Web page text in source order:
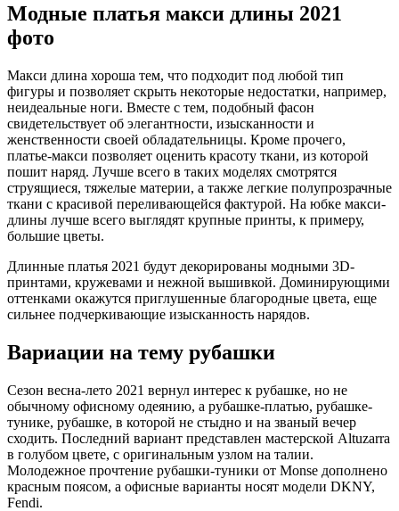
Модные платья макси длины 2021
фото
Макси длина хороша тем, что подходит под любой тип
фигуры и позволяет скрыть некоторые недостатки, например,
неидеальные ноги. Вместе с тем, подобный фасон
свидетельствует об элегантности, изысканности и
женственности своей обладательницы. Кроме прочего,
платье-макси позволяет оценить красоту ткани, из которой
пошит наряд. Лучше всего в таких моделях смотрятся
струящиеся, тяжелые материи, а также легкие полупрозрачные
ткани с красивой переливающейся фактурой. На юбке макси-
длины лучше всего выглядят крупные принты, к примеру,
большие цветы.
Длинные платья 2021 будут декорированы модными 3D-
принтами, кружевами и нежной вышивкой. Доминирующими
оттенками окажутся приглушенные благородные цвета, еще
сильнее подчеркивающие изысканность нарядов.
Вариации на тему рубашки
Сезон весна-лето 2021 вернул интерес к рубашке, но не
обычному офисному одеянию, а рубашке-платью, рубашке-
тунике, рубашке, в которой не стыдно и на званый вечер
сходить. Последний вариант представлен мастерской Altuzarra
в голубом цвете, с оригинальным узлом на талии.
Молодежное прочтение рубашки-туники от Monse дополнено
красным поясом, а офисные варианты носят модели DKNY,
Fendi.